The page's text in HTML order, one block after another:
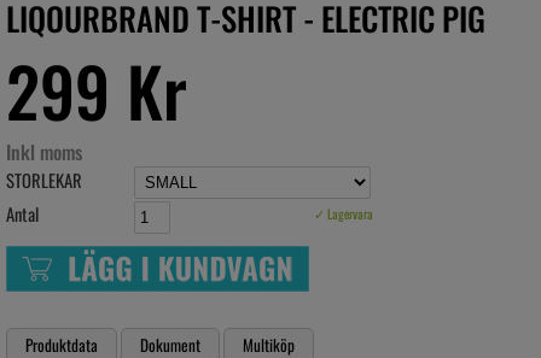
LIQOURBRAND T-SHIRT - ELECTRIC PIG
299 Kr
Inkl moms
STORLEKAR
Antal
✓ Lagervara
Produktdata Dokument
Multiköp